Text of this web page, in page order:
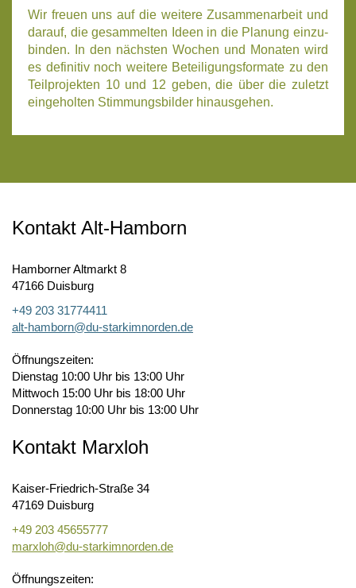
Wir freu­en uns auf die wei­te­re Zusam­men­ar­beit und
dar­auf, die gesam­mel­ten Ideen in die Pla­nung ein­zu­
bin­den. In den nächs­ten Wochen und Mona­ten wird
es defi­ni­tiv noch wei­te­re Betei­li­gungs­for­ma­te zu den
Teil­pro­jek­ten 10 und 12 geben, die über die zuletzt
ein­ge­hol­ten Stim­mungs­bil­der hin­aus­ge­hen.
Kontakt Alt-Hamborn
Hamborner Altmarkt 8
47166 Duisburg
+49 203 31774411
alt-hamborn@du-starkimnorden.de
Öffnungszeiten:
Dienstag 10:00 Uhr bis 13:00 Uhr
Mittwoch 15:00 Uhr bis 18:00 Uhr
Donnerstag 10:00 Uhr bis 13:00 Uhr
Kontakt Marxloh
Kaiser-Friedrich-Straße 34
47169 Duisburg
+49 203 45655777
marxloh@du-starkimnorden.de
Öffnungszeiten: